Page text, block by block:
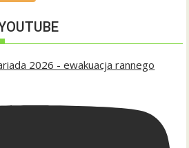
2026 - ewakuacja rannego